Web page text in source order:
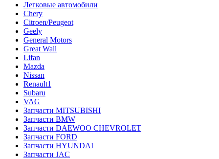
Легковые автомобили
Chery
Citroen/Peugeot
Geely
General Motors
Great Wall
Lifan
Mazda
Nissan
Renault1
Subaru
VAG
Запчасти MITSUBISHI
Запчасти BMW
Запчасти DAEWOO CHEVROLET
Запчасти FORD
Запчасти HYUNDAI
Запчасти JAC